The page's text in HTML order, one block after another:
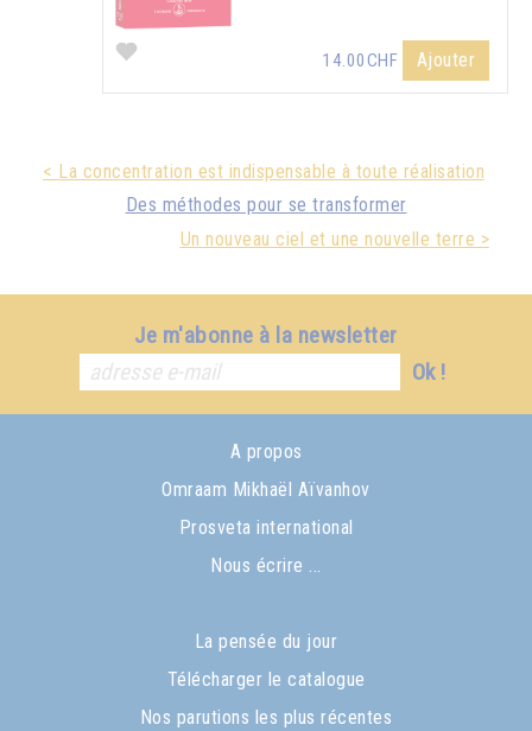
14.00CHF Ajouter
< La concentration est indispensable à toute réalisation
Des méthodes pour se transformer
Un nouveau ciel et une nouvelle terre >
Je m'abonne à la newsletter
Ok !
A propos
Omraam Mikhaël Aïvanhov
Prosveta international
Nous écrire ...
La pensée du jour
Télécharger le catalogue
Nos parutions les plus récentes